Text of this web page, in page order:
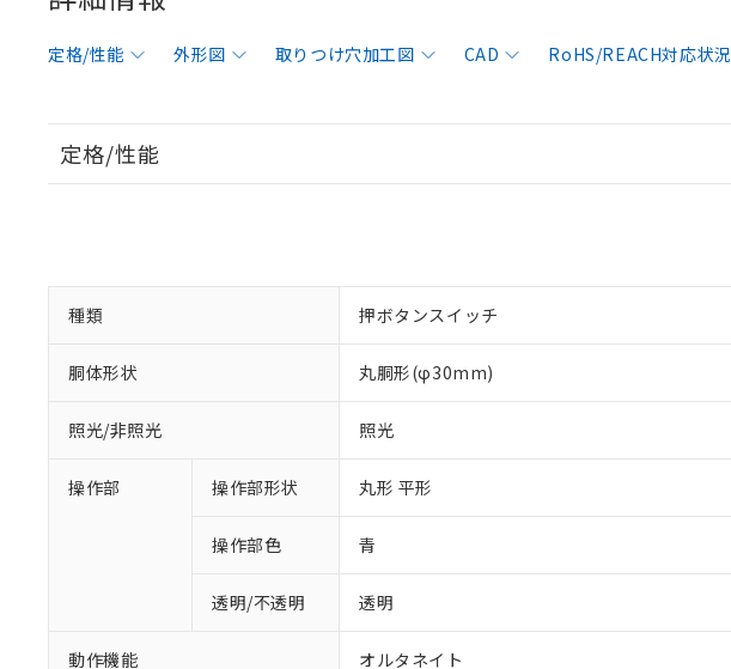
定格/性能 外形図 取りつけ穴加工図 CAD RoHS/REACH対応状況
定格/性能
種類 押ボタンスイッチ
胴体形状 丸胴形(φ30mm)
照光/非照光 照光
操作部 操作部形状 丸形 平形
操作部色 青
透明/不透明 透明
動作機能 オルタネイト